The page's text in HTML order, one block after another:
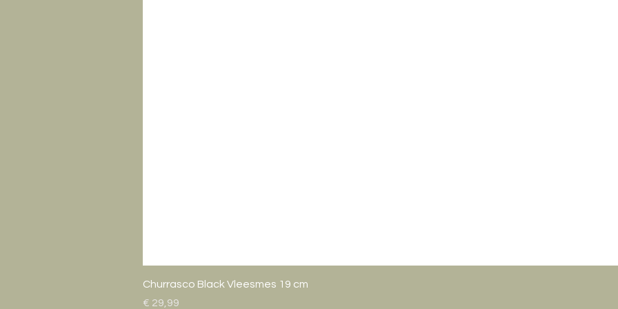
Churrasco Black Vleesmes 19 cm
Prijs
€ 29,99